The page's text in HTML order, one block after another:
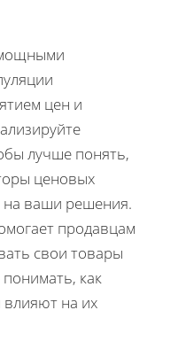
цен и
лучше понять,
ценовых
на ваши решения.
продавцам
свои товары
как
на их